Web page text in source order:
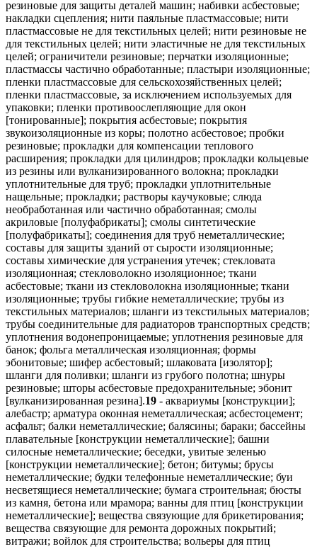
резиновые для защиты деталей машин; набивки асбестовые;
накладки сцепления; нити паяльные пластмассовые; нити
пластмассовые не для текстильных целей; нити резиновые не
для текстильных целей; нити эластичные не для текстильных
целей; ограничители резиновые; перчатки изоляционные;
пластмассы частично обработанные; пластыри изоляционные;
пленки пластмассовые для сельскохозяйственных целей;
пленки пластмассовые, за исключением используемых для
упаковки; пленки противоослепляющие для окон
[тонированные]; покрытия асбестовые; покрытия
звукоизоляционные из коры; полотно асбестовое; пробки
резиновые; прокладки для компенсации теплового
расширения; прокладки для цилиндров; прокладки кольцевые
из резины или вулканизированного волокна; прокладки
уплотнительные для труб; прокладки уплотнительные
нащельные; прокладки; растворы каучуковые; слюда
необработанная или частично обработанная; смолы
акриловые [полуфабрикаты]; смолы синтетические
[полуфабрикаты]; соединения для труб неметаллические;
составы для защиты зданий от сырости изоляционные;
составы химические для устранения утечек; стекловата
изоляционная; стекловолокно изоляционное; ткани
асбестовые; ткани из стекловолокна изоляционные; ткани
изоляционные; трубы гибкие неметаллические; трубы из
текстильных материалов; шланги из текстильных материалов;
трубы соединительные для радиаторов транспортных средств;
уплотнения водонепроницаемые; уплотнения резиновые для
банок; фольга металлическая изоляционная; формы
эбонитовые; шифер асбестовый; шлаковата [изолятор];
шланги для поливки; шланги из грубого полотна; шнуры
резиновые; шторы асбестовые предохранительные; эбонит
[вулканизированная резина].19 - аквариумы [конструкции];
алебастр; арматура оконная неметаллическая; асбестоцемент;
асфальт; балки неметаллические; балясины; бараки; бассейны
плавательные [конструкции неметаллические]; башни
силосные неметаллические; беседки, увитые зеленью
[конструкции неметаллические]; бетон; битумы; брусы
неметаллические; будки телефонные неметаллические; буи
несветящиеся неметаллические; бумага строительная; бюсты
из камня, бетона или мрамора; ванны для птиц [конструкции
неметаллические]; вещества связующие для брикетирования;
вещества связующие для ремонта дорожных покрытий;
витражи; войлок для строительства; вольеры для птиц